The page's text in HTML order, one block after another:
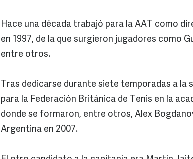
Hace una década trabajó para la AAT como
en 1997, de la que surgieron jugadores como
entre otros.
Tras dedicarse durante siete temporadas a la
para la Federación Británica de Tenis en la
donde se formaron, entre otros, Alex
Argentina en 2007.